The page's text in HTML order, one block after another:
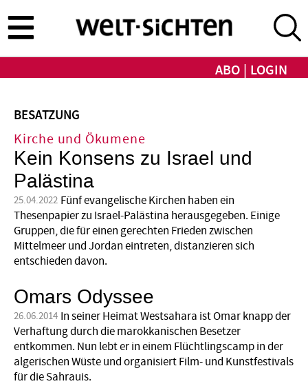
zum
Inhalt
ABO LOGIN
BESATZUNG
Kirche und Ökumene
Kein Konsens zu Israel und
Palästina
25.04.2022 Fünf evangelische Kirchen haben ein
Thesenpapier zu Israel-Palästina herausgegeben. Einige
Gruppen, die für einen gerechten Frieden zwischen
Mittelmeer und Jordan eintreten, distanzieren sich
entschieden davon.
Omars Odys­see
26.06.2014 In seiner Heimat Westsahara ist Omar knapp der
Verhaftung durch die marokkanischen Besetzer
entkommen. Nun lebt er in einem Flüchtlingscamp in der
algerischen Wüste und organisiert Film- und Kunstfestivals
für die Sahrauis.